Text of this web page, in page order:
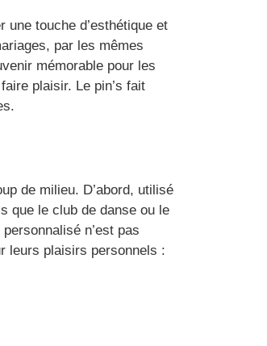
touche d’esthétique et
par les mêmes
mémorable pour les
plaisir. Le pin’s fait
de milieu. D’abord, utilisé
que le club de danse ou le
n’est pas
leurs plaisirs personnels :